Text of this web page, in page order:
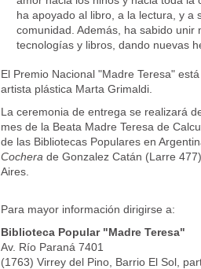
ha apoyado al libro, a la lectura, y a
comunidad. Además, ha sabido
tecnologías y libros, dando nuevas
El Premio Nacional "Madre Teresa"
artista plástica Marta Grimaldi.
La ceremonia de entrega se realizará
mes de la Beata Madre Teresa de
de las Bibliotecas Populares en
Cochera de Gonzalez Catán (Larre
Aires.
Para mayor información dirigirse a:
Biblioteca Popular "Madre Teresa"
Av. Río Paraná 7401
(1763) Virrey del Pino, Barrio El Sol,